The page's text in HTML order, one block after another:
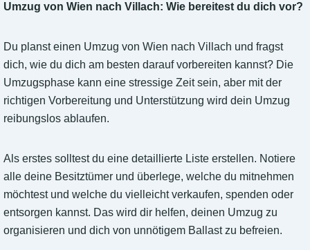
Umzug von Wien nach Villach: Wie bereitest du dich vor?
Du planst einen Umzug von Wien nach Villach und fragst
dich, wie du dich am besten darauf vorbereiten kannst? Die
Umzugsphase kann eine stressige Zeit sein, aber mit der
richtigen Vorbereitung und Unterstützung wird dein Umzug
reibungslos ablaufen.
Als erstes solltest du eine detaillierte Liste erstellen. Notiere
alle deine Besitztümer und überlege, welche du mitnehmen
möchtest und welche du vielleicht verkaufen, spenden oder
entsorgen kannst. Das wird dir helfen, deinen Umzug zu
organisieren und dich von unnötigem Ballast zu befreien.